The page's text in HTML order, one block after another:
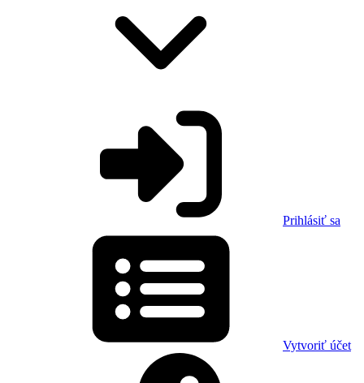
Prihlásiť sa
Vytvoriť účet